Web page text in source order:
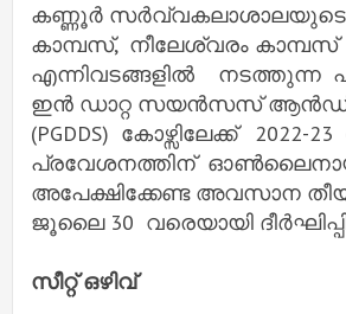
കണ്ണൂർ സർവ്വകലാശാലയുടെ
കാമ്പസ്, നീലേശ്വരം കാമ്പസ്
എന്നിവടങ്ങളിൽ നടത്തുന്ന
ഇൻ ഡാറ്റ സയൻസസ് ആൻഡ്
(PGDDS) കോഴ്സിലേക്ക് 2022-
പ്രവേശനത്തിന്
അപേക്ഷിക്കേണ്ട അവസാന
ജൂലൈ 30 വരെയായി
സീറ്റ് ഒഴിവ്